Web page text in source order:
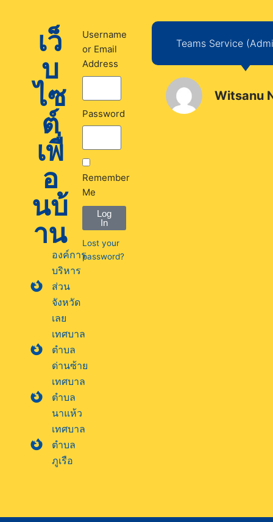
เว็
บ
ไซ
ต์
เพื่
อ
นบ้
าน
องค์การ
บริหาร
ส่วน
จังหวัด
เลย
เทศบาล
ตำบล
ด่านซ้าย
เทศบาล
ตำบล
นาแห้ว
เทศบาล
ตำบล
ภูเรือ
Username
or Email
Address
Password
Remember
Me
Log
In
Lost your
password?
Teams Service
Witsanu